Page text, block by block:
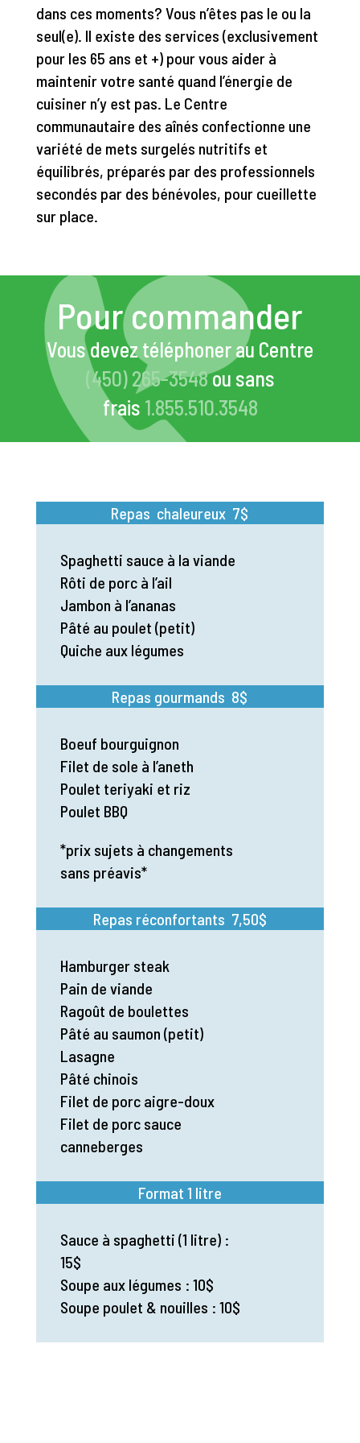
dans ces moments? Vous n’êtes pas le ou la
seul(e). Il existe des services (exclusivement
pour les 65 ans et +) pour vous aider à
maintenir votre santé quand l’énergie de
cuisiner n’y est pas. Le Centre
communautaire des aînés confectionne une
variété de mets surgelés nutritifs et
équilibrés, préparés par des professionnels
secondés par des bénévoles, pour cueillette
sur place.
Pour commander
Vous devez téléphoner au Centre
(450) 265-3548ou sans
frais 1.855.510.3548
Repas chaleureux 7$
Spaghetti sauce à la viande
Rôti de porc à l’ail
Jambon à l’ananas
Pâté au poulet (petit)
Quiche aux légumes
Repas gourmands 8$
Boeuf bourguignon
Filet de sole à l’aneth
Poulet teriyaki et riz
Poulet BBQ
*prix sujets à changements
sans préavis*
Repas réconfortants 7,50$
Hamburger steak
Pain de viande
Ragoût de boulettes
Pâté au saumon (petit)
Lasagne
Pâté chinois
Filet de porc aigre-doux
Filet de porc sauce
canneberges
Format 1 litre
Sauce à spaghetti (1 litre) :
15$
Soupe aux légumes : 10$
Soupe poulet & nouilles : 10$